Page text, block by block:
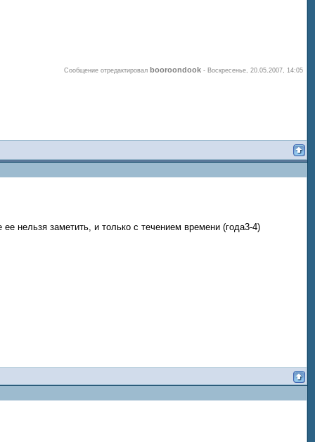
Сообщение отредактировал booroondook - Воскресенье, 20.05.2007, 14:05
нельзя заметить, и только с течением времени (года3-4)